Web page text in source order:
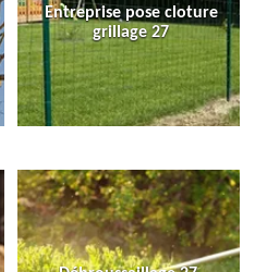
Entreprise pose cloture
grillage 27